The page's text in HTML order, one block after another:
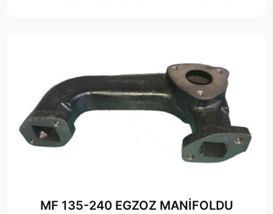
MF 135-240 EGZOZ MANİFOLDU